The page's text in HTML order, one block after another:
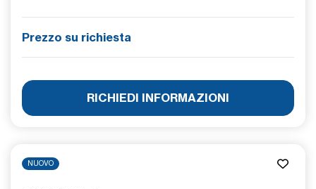
Prezzo su richiesta
RICHIEDI INFORMAZIONI
NUOVO